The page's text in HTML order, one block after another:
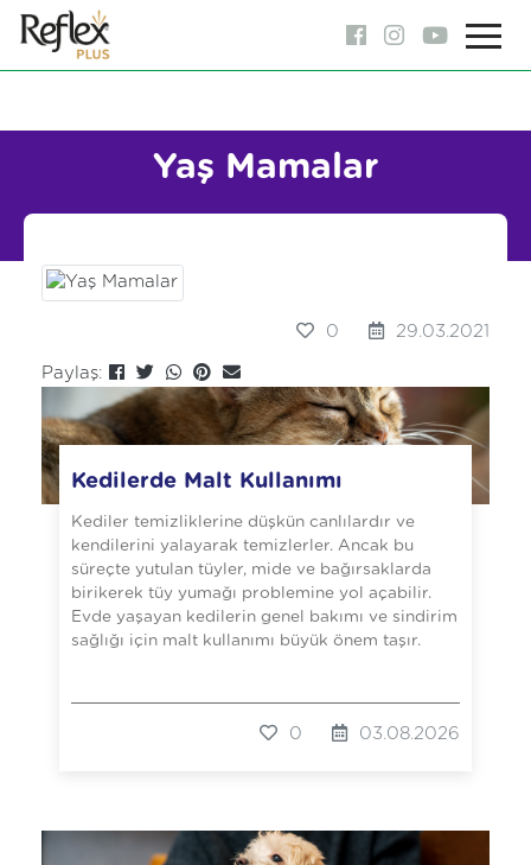
Yaş Mamalar
0 29.03.2021
Paylaş:
Kedilerde Malt Kullanımı
Kediler temizliklerine düşkün canlılardır ve
kendilerini yalayarak temizlerler. Ancak bu
süreçte yutulan tüyler, mide ve bağırsaklarda
birikerek tüy yumağı problemine yol açabilir.
Evde yaşayan kedilerin genel bakımı ve sindirim
sağlığı için malt kullanımı büyük önem taşır.
0 03.08.2026